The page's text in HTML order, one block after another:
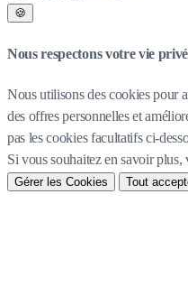
🍪
Nous respectons votre vie
Nous utilisons des cookies pour
des offres personnelles et
pas les cookies facultatifs ci-
Si vous souhaitez en savoir
Gérer les Cookies Tout